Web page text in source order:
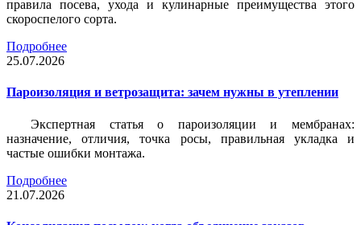
правила посева, ухода и кулинарные преимущества этого
скороспелого сорта.
Подробнее
25.07.2026
Пароизоляция и ветрозащита: зачем нужны в утеплении
Экспертная статья о пароизоляции и мембранах:
назначение, отличия, точка росы, правильная укладка и
частые ошибки монтажа.
Подробнее
21.07.2026